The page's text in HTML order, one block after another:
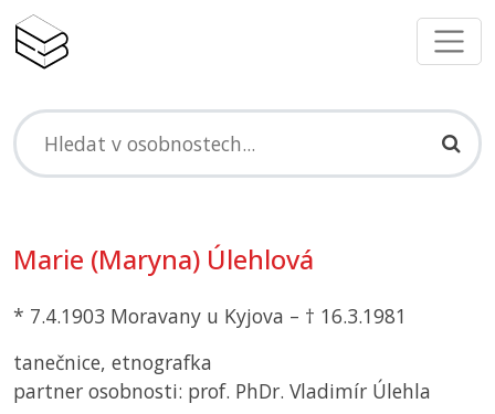
Marie (Maryna) Úlehlová
* 7.4.1903 Moravany u Kyjova – † 16.3.1981
tanečnice, etnografka
partner osobnosti: prof. PhDr. Vladimír Úlehla